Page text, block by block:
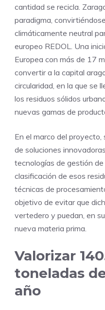
cantidad se recicla.
paradigma,
climáticamente neutral
europeo REDOL. Una
Europea con más de 17
convertir a la capital
circularidad, en la que se
los residuos sólidos
nuevas gamas de
En el marco del
de soluciones
tecnologías de gestión
clasificación de esos
técnicas de
objetivo de evitar que
vertedero y puedan, en
nueva materia prima.
Valorizar
toneladas
año